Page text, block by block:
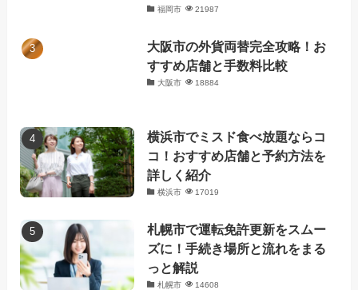
福岡市 21987
大阪市の外貨両替完全攻略！お
すすめ店舗と手数料比較
大阪市 18884
横浜市でミスド食べ放題ならコ
コ！おすすめ店舗と予約方法を
詳しく紹介
横浜市 17019
札幌市で運転免許更新をスムー
ズに！手続き場所と流れをまる
っと解説
札幌市 14608